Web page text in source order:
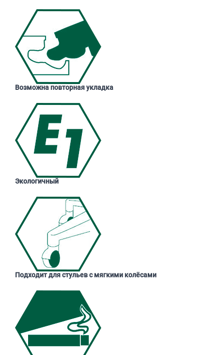
Возможна повторная укладка
Экологичный
Подходит для стульев с мягкими колёсами